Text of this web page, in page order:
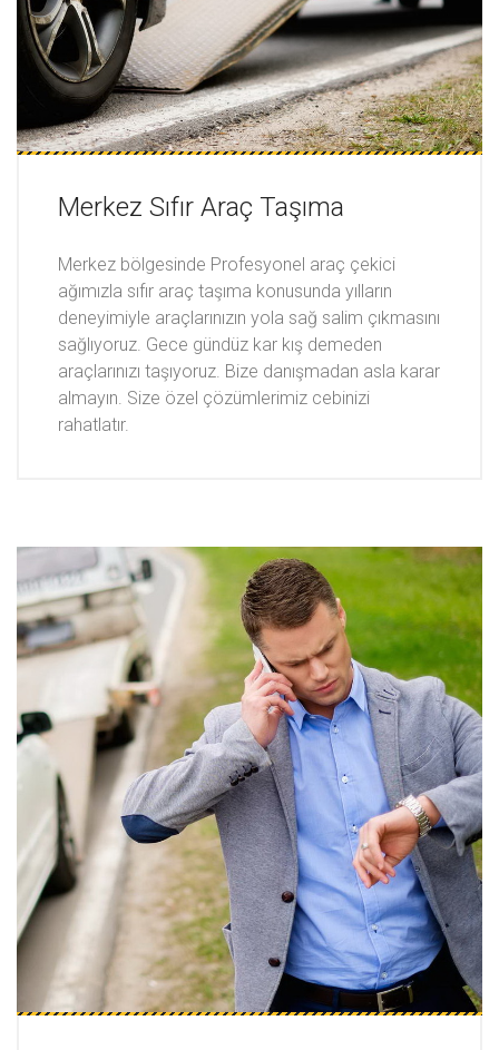
Merkez Sıfır Araç Taşıma
Merkez bölgesinde Profesyonel araç çekici
ağımızla sıfır araç taşıma konusunda yılların
deneyimiyle araçlarınızın yola sağ salim çıkmasını
sağlıyoruz. Gece gündüz kar kış demeden
araçlarınızı taşıyoruz. Bize danışmadan asla karar
almayın. Size özel çözümlerimiz cebinizi
rahatlatır.